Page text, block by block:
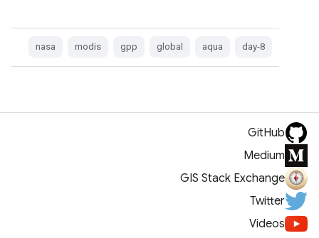
8-day
aqua
global
gpp
modis
nasa
GitHub
Medium
GIS Stack Exchange
Twitter
Videos